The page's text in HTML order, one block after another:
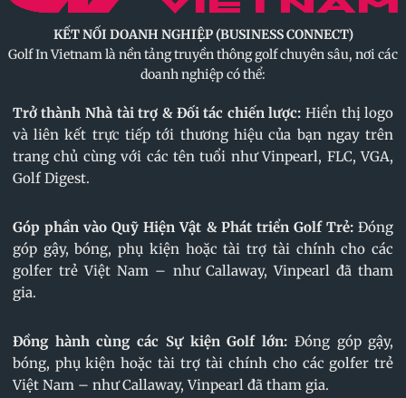
KẾT NỐI DOANH NGHIỆP (BUSINESS CONNECT)
Golf In Vietnam là nền tảng truyền thông golf chuyên sâu, nơi các
doanh nghiệp có thể:
Trở thành Nhà tài trợ & Đối tác chiến lược: Hiển thị logo
và liên kết trực tiếp tới thương hiệu của bạn ngay trên
trang chủ cùng với các tên tuổi như Vinpearl, FLC, VGA,
Golf Digest.
Góp phần vào Quỹ Hiện Vật & Phát triển Golf Trẻ: Đóng
góp gậy, bóng, phụ kiện hoặc tài trợ tài chính cho các
golfer trẻ Việt Nam – như Callaway, Vinpearl đã tham
gia.
Đồng hành cùng các Sự kiện Golf lớn: Đóng góp gậy,
bóng, phụ kiện hoặc tài trợ tài chính cho các golfer trẻ
Việt Nam – như Callaway, Vinpearl đã tham gia.